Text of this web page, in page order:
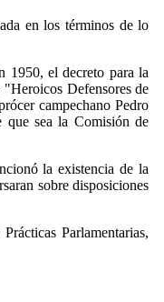
en los términos de lo
1950, el decreto para la
Defensores de
campechano Pedro
que sea la Comisión de
la existencia de la
sobre disposiciones
Parlamentarias,